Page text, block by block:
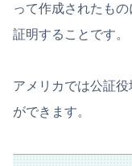
って作成されたも
証明することです。
アメリカでは公証
ができます。